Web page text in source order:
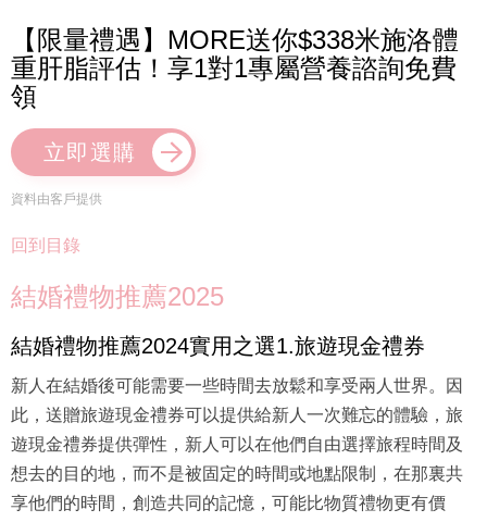
【限量禮遇】MORE送你$338米施洛體
重肝脂評估！享1對1專屬營養諮詢免費
領
立即選購
資料由客戶提供
回到目錄
結婚禮物推薦2025
結婚禮物推薦2024實用之選1.旅遊現金禮券
新人在結婚後可能需要一些時間去放鬆和享受兩人世界。因
此，送贈旅遊現金禮券可以提供給新人一次難忘的體驗，旅
遊現金禮券提供彈性，新人可以在他們自由選擇旅程時間及
想去的目的地，而不是被固定的時間或地點限制，在那裏共
享他們的時間，創造共同的記憶，可能比物質禮物更有價